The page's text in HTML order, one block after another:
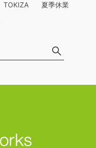
TOKIZA
夏季休業